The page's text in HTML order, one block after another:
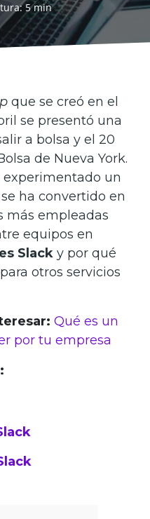
5 min
que se creó en el
se presentó una
a bolsa y el 20
de Nueva York.
experimentado un
ha convertido en
más empleadas
equipos en
Slack y por qué
otros servicios
Qué es un
por tu empresa